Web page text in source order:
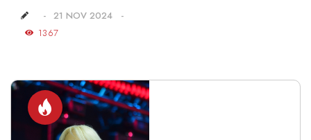
21 NOV 2024
1367